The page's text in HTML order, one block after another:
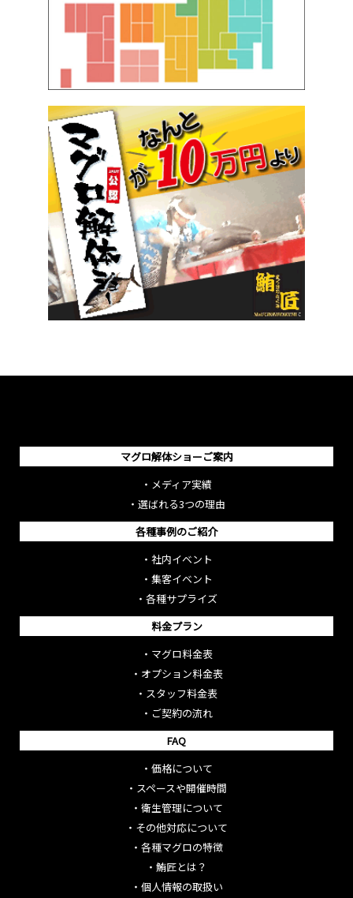
マグロ解体ショーご案内
・ メディア実績
・ 選ばれる3つの理由
各種事例のご紹介
・ 社内イベント
・ 集客イベント
・ 各種サプライズ
料金プラン
・ マグロ料金表
・ オプション料金表
・ スタッフ料金表
・ ご契約の流れ
FAQ
・ 価格について
・ スペースや開催時間
・ 衛生管理について
・ その他対応について
・ 各種マグロの特徴
・ 鮪匠とは？
・ 個人情報の取扱い